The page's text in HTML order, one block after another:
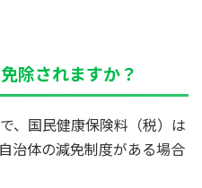
除されますか？
、国民健康保険料（税）は
治体の減免制度がある場合